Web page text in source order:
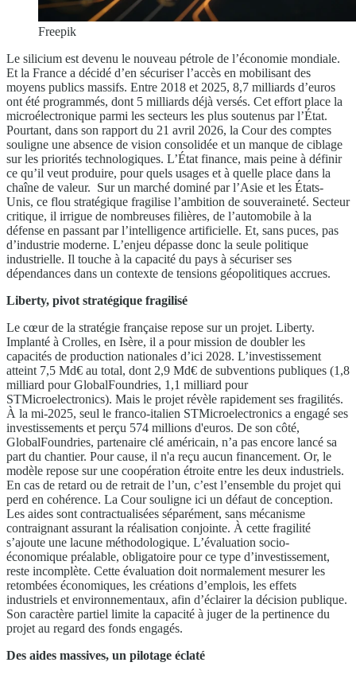
Freepik
Le silicium est devenu le nouveau pétrole de l’économie mondiale.
Et la France a décidé d’en sécuriser l’accès en mobilisant des
moyens publics massifs. Entre 2018 et 2025, 8,7 milliards d’euros
ont été programmés, dont 5 milliards déjà versés. Cet effort place la
microélectronique parmi les secteurs les plus soutenus par l’État.
Pourtant, dans son rapport du 21 avril 2026, la Cour des comptes
souligne une absence de vision consolidée et un manque de ciblage
sur les priorités technologiques. L’État finance, mais peine à définir
ce qu’il veut produire, pour quels usages et à quelle place dans la
chaîne de valeur. Sur un marché dominé par l’Asie et les États-
Unis, ce flou stratégique fragilise l’ambition de souveraineté. Secteur
critique, il irrigue de nombreuses filières, de l’automobile à la
défense en passant par l’intelligence artificielle. Et, sans puces, pas
d’industrie moderne. L’enjeu dépasse donc la seule politique
industrielle. Il touche à la capacité du pays à sécuriser ses
dépendances dans un contexte de tensions géopolitiques accrues.
Liberty, pivot stratégique fragilisé
Le cœur de la stratégie française repose sur un projet. Liberty.
Implanté à Crolles, en Isère, il a pour mission de doubler les
capacités de production nationales d’ici 2028. L’investissement
atteint 7,5 Md€ au total, dont 2,9 Md€ de subventions publiques (1,8
milliard pour GlobalFoundries, 1,1 milliard pour
STMicroelectronics). Mais le projet révèle rapidement ses fragilités.
À la mi-2025, seul le franco-italien STMicroelectronics a engagé ses
investissements et perçu 574 millions d'euros. De son côté,
GlobalFoundries, partenaire clé américain, n’a pas encore lancé sa
part du chantier. Pour cause, il n'a reçu aucun financement. Or, le
modèle repose sur une coopération étroite entre les deux industriels.
En cas de retard ou de retrait de l’un, c’est l’ensemble du projet qui
perd en cohérence. La Cour souligne ici un défaut de conception.
Les aides sont contractualisées séparément, sans mécanisme
contraignant assurant la réalisation conjointe. À cette fragilité
s’ajoute une lacune méthodologique. L’évaluation socio-
économique préalable, obligatoire pour ce type d’investissement,
reste incomplète. Cette évaluation doit normalement mesurer les
retombées économiques, les créations d’emplois, les effets
industriels et environnementaux, afin d’éclairer la décision publique.
Son caractère partiel limite la capacité à juger de la pertinence du
projet au regard des fonds engagés.
Des aides massives, un pilotage éclaté